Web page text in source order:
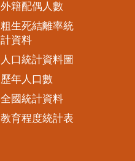
外籍配偶人數
粗生死結離率統
計資料
人口統計資料圖
歷年人口數
全國統計資料
教育程度統計表